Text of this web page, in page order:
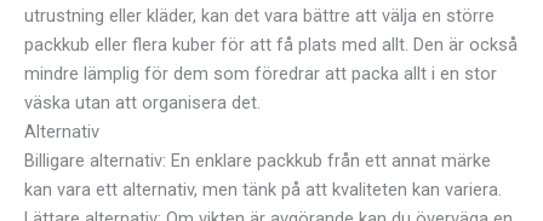
utrustning eller kläder, kan det vara bättre att välja en större
packkub eller flera kuber för att få plats med allt. Den är också
mindre lämplig för dem som föredrar att packa allt i en stor
väska utan att organisera det.
Alternativ
Billigare alternativ: En enklare packkub från ett annat märke
kan vara ett alternativ, men tänk på att kvaliteten kan variera.